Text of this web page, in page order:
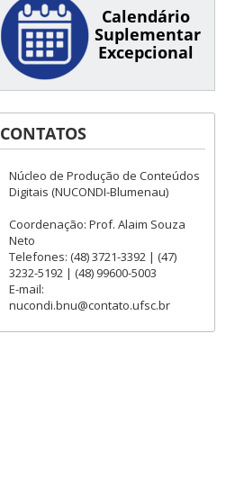
Calendário
Suplementar
Excepcional
CONTATOS
Núcleo de Produção de Conteúdos
Digitais (NUCONDI-Blumenau)
Coordenação: Prof. Alaim Souza
Neto
Telefones: (48) 3721-3392 | (47)
3232-5192 | (48) 99600-5003
E-mail:
nucondi.bnu@contato.ufsc.br